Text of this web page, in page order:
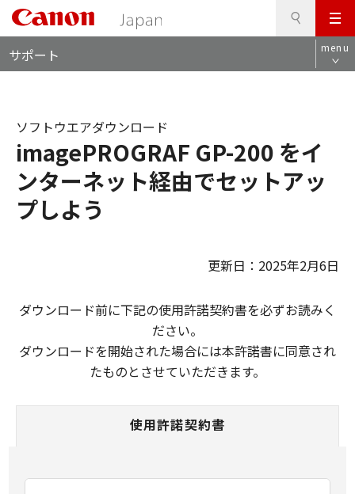
メ
ニ
ュ
サポート menu
imagePROGRAF GP-200 をイ
ンターネット経由でセットアッ
プしよう
ソフトウエアダウンロード
更新日：2025年2月6日
ダウンロード前に下記の使用許諾契約書を必ずお読みく
ださい。
ダウンロードを開始された場合には本許諾書に同意され
たものとさせていただきます。
使用許諾契約書